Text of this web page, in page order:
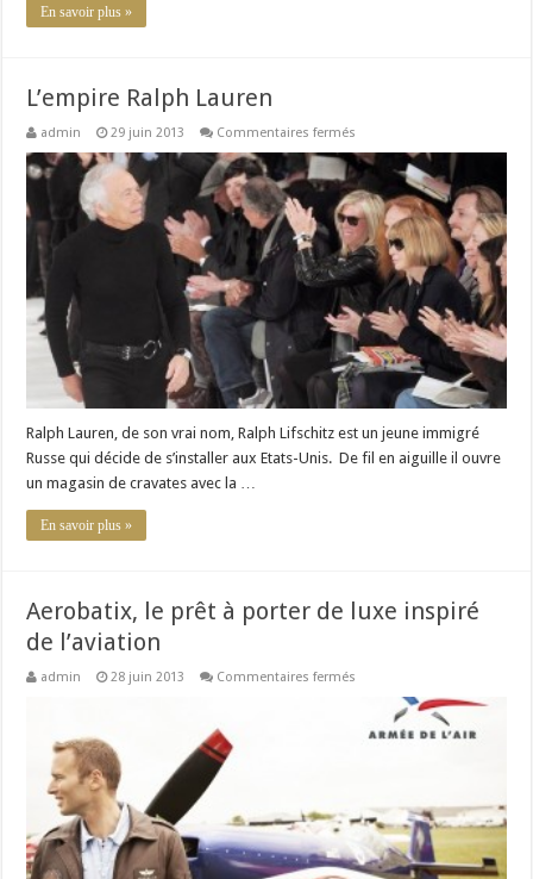
En savoir plus »
L’empire Ralph Lauren
admin 29 juin 2013 Commentaires fermés
Ralph
Lauren
Ralph Lauren, de son vrai nom, Ralph Lifschitz est un jeune immigré
Russe qui décide de s’installer aux Etats-Unis. De fil en aiguille il ouvre
un magasin de cravates avec la …
En savoir plus »
Aerobatix, le prêt à porter de luxe inspiré
de l’aviation
admin 28 juin 2013 Commentaires fermés
de
l’aviation